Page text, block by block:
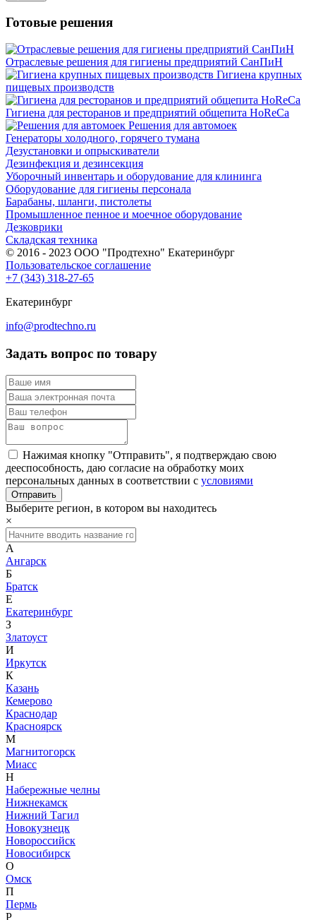
Готовые решения
Отраслевые решения для гигиены предприятий СанПиН
Гигиена крупных
пищевых производств
Гигиена для ресторанов и предприятий общепита HoReCa
Решения для автомоек
Генераторы холодного, горячего тумана
Дезустановки и опрыскиватели
Дезинфекция и дезинсекция
Уборочный инвентарь и оборудование для клининга
Оборудование для гигиены персонала
Барабаны, шланги, пистолеты
Промышленное пенное и моечное оборудование
Дезковрики
Складская техника
© 2016 - 2023 ООО "Продтехно" Екатеринбург
Пользовательское соглашение
+7 (343) 318-27-65
Екатеринбург
info@prodtechno.ru
Задать вопрос по товару
Нажимая кнопку "Отправить", я подтверждаю свою
дееспособность, даю согласие на обработку моих
персональных данных в соответствии с условиями
Выберите регион, в котором вы находитесь
×
А
Ангарск
Б
Братск
Е
Екатеринбург
З
Златоуст
И
Иркутск
К
Казань
Кемерово
Краснодар
Красноярск
М
Магнитогорск
Миасс
Н
Набережные челны
Нижнекамск
Нижний Тагил
Новокузнецк
Новороссийск
Новосибирск
О
Омск
П
Пермь
Р